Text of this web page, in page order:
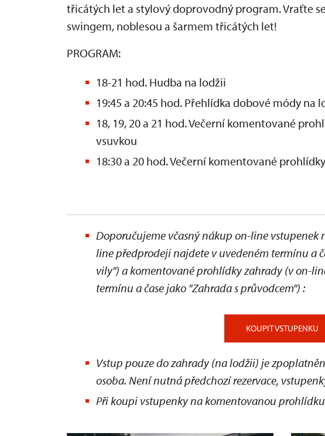
třicátých let a stylový doprovodný program. Vraťte
swingem, noblesou a šarmem třicátých let!
PROGRAM:
18-21 hod. Hudba na lodžii
19:45 a 20:45 hod. Přehlídka dobové módy na
18, 19, 20 a 21 hod. Večerní komentované
vsuvkou
18:30 a 20 hod. Večerní komentované
Doporučujeme včasný nákup on-line
line předprodeji najdete v uvedeném termínu a
vily") a komentované prohlídky zahrady(v on-
termínu a čase jako "Zahrada s průvodcem") :
KOUPIT VSTUPENKU
Vstup pouze do zahrady (na lodžii) je
osoba. Není nutná předchozí rezervace,
Při koupi vstupenky na komentovanou